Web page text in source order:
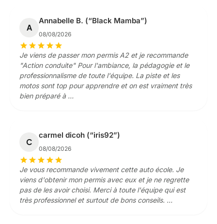
A
Annabelle B. (“Black Mamba”)
08/08/2026
starstarstarstarstar
Je viens de passer mon permis A2 et je recommande
"Action conduite" Pour l'ambiance, la pédagogie et le
professionnalisme de toute l'équipe. La piste et les
motos sont top pour apprendre et on est vraiment très
bien préparé à …
C
carmel dicoh (“iris92”)
08/08/2026
starstarstarstarstar
Je vous recommande vivement cette auto école. Je
viens d'obtenir mon permis avec eux et je ne regrette
pas de les avoir choisi. Merci à toute l'équipe qui est
très professionnel et surtout de bons conseils. …